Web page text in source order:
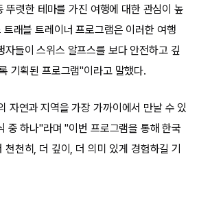
뚜렷한 테마를 가진 여행에 대한 관심이 높
래블 트레이너 프로그램은 이러한 여행
자들이 스위스 알프스를 보다 안전하고 깊
기획된 프로그램"이라고 말했다.
자연과 지역을 가장 가까이에서 만날 수 있
중 하나"라며 "이번 프로그램을 통해 한국
천천히, 더 깊이, 더 의미 있게 경험하길 기